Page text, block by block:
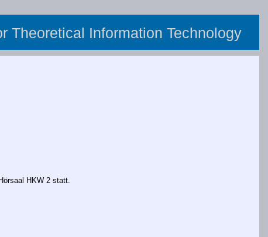
Theoretical Information Technology
HKW 2 statt.